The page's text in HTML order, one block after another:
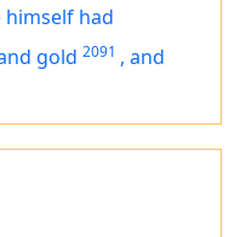
had
gold 2091 , and